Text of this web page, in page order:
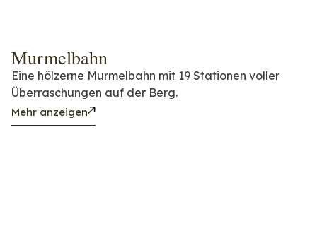
Murmelbahn
Eine hölzerne Murmelbahn mit 19 Stationen voller
Überraschungen auf der Berg.
Mehr anzeigen